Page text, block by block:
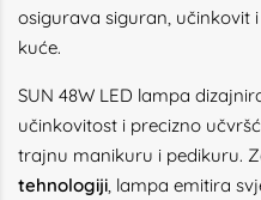
osigurava siguran, učinkovit
kuće.
SUN 48W LED lampa
učinkovitost i precizno
trajnu manikuru i pedikuru.
tehnologiji, lampa emitira